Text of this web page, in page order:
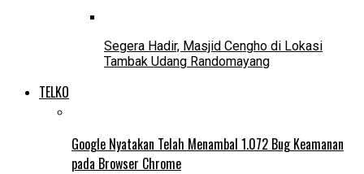
Segera Hadir, Masjid Cengho di Lokasi
Tambak Udang Randomayang
TELKO
Google Nyatakan Telah Menambal 1.072 Bug Keamanan
pada Browser Chrome